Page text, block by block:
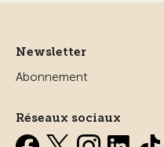
Newsletter
Abonnement
Réseaux sociaux